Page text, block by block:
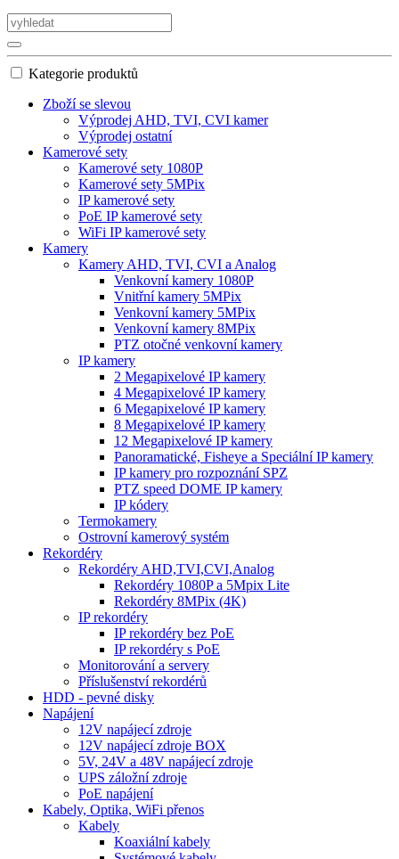
Kategorie produktů
Zboží se slevou
Výprodej AHD, TVI, CVI kamer
Výprodej ostatní
Kamerové sety
Kamerové sety 1080P
Kamerové sety 5MPix
IP kamerové sety
PoE IP kamerové sety
WiFi IP kamerové sety
Kamery
Kamery AHD, TVI, CVI a Analog
Venkovní kamery 1080P
Vnitřní kamery 5MPix
Venkovní kamery 5MPix
Venkovní kamery 8MPix
PTZ otočné venkovní kamery
IP kamery
2 Megapixelové IP kamery
4 Megapixelové IP kamery
6 Megapixelové IP kamery
8 Megapixelové IP kamery
12 Megapixelové IP kamery
Panoramatické, Fisheye a Speciální IP kamery
IP kamery pro rozpoznání SPZ
PTZ speed DOME IP kamery
IP kódery
Termokamery
Ostrovní kamerový systém
Rekordéry
Rekordéry AHD,TVI,CVI,Analog
Rekordéry 1080P a 5Mpix Lite
Rekordéry 8MPix (4K)
IP rekordéry
IP rekordéry bez PoE
IP rekordéry s PoE
Monitorování a servery
Příslušenství rekordérů
HDD - pevné disky
Napájení
12V napájecí zdroje
12V napájecí zdroje BOX
5V, 24V a 48V napájecí zdroje
UPS záložní zdroje
PoE napájení
Kabely, Optika, WiFi přenos
Kabely
Koaxiální kabely